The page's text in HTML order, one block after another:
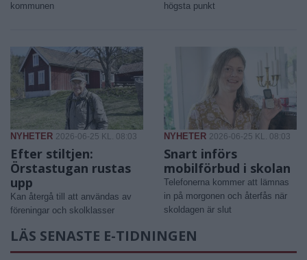
kommunen
högsta punkt
NYHETER 2026-06-25 KL. 08:03
Efter stiltjen:
Örstastugan rustas
upp
Kan återgå till att användas av
föreningar och skolklasser
NYHETER 2026-06-25 KL. 08:03
Snart införs
mobilförbud i skolan
Telefonerna kommer att lämnas
in på morgonen och återfås när
skoldagen är slut
LÄS SENASTE E-TIDNINGEN